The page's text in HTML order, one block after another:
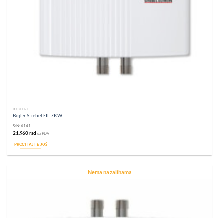
BOJLERI
Bojler Stiebel EIL 7KW
S/N:0141
21.960rsd sa PDV
PROČITAJTE JOŠ
Nema na zalihama